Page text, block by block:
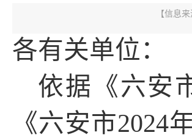
【信息来
各有关单位：
依据《六安
《六安市2024